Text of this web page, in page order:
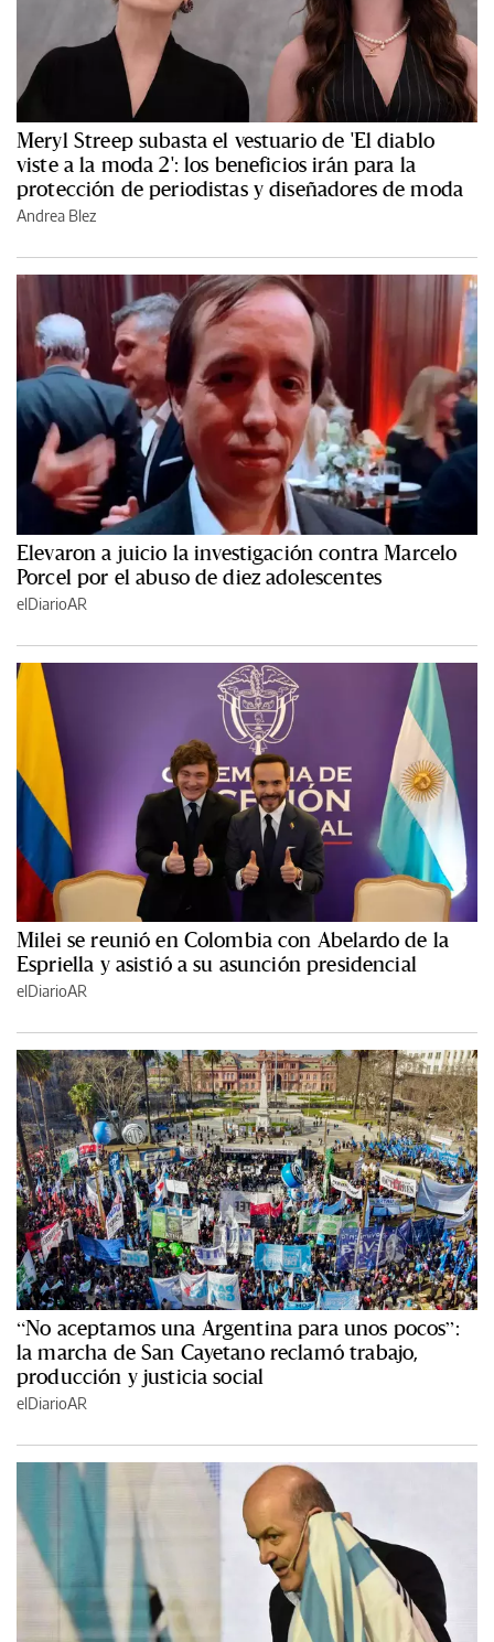
Meryl Streep subasta el vestuario de 'El diablo
viste a la moda 2': los beneficios irán para la
protección de periodistas y diseñadores de moda
Andrea Blez
Elevaron a juicio la investigación contra Marcelo
Porcel por el abuso de diez adolescentes
elDiarioAR
Milei se reunió en Colombia con Abelardo de la
Espriella y asistió a su asunción presidencial
elDiarioAR
“No aceptamos una Argentina para unos pocos”:
la marcha de San Cayetano reclamó trabajo,
producción y justicia social
elDiarioAR